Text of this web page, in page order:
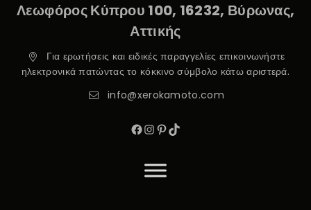
Λεωφόρος Κύπρου 100, 16232, Βύρωνας,
Αττικής
Για ερωτήσεις και ειδικές παραγγελίες επικοινωνήστε
ηλεκτρονικά πατώντας το κόκκινο σύμβολο κάτω αριστερά.
info@xerokamoto.com